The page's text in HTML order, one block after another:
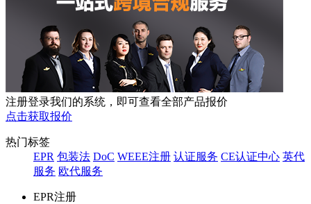
注册登录我们的系统，即可查看全部产品报价
点击获取报价
热门标签
EPR 包装法 DoC WEEE注册 认证服务 CE认证中心 英代
服务 欧代服务
EPR注册